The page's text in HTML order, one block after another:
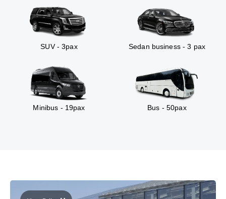
SUV - 3pax Sedan business - 3 pax
Minibus - 19pax Bus - 50pax